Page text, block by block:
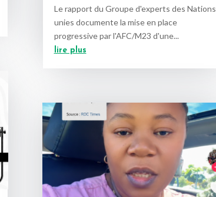
Le rapport du Groupe d'experts des Nations
unies documente la mise en place
progressive par l'AFC/M23 d'une...
lire plus